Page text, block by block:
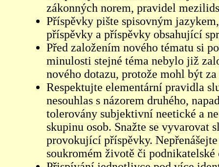
zákonných norem, pravidel
Příspěvky pište spisovným
příspěvky a příspěvky obsahující
Před založením nového tématu si
minulosti stejné téma nebylo již
nového dotazu, protože mohl být
Respektujte elementární pravidla
nesouhlas s názorem druhého,
tolerovány subjektivní neetické a
skupinu osob. Snažte se vyvarovat
provokující příspěvky.
soukromém životě či podnikatelské